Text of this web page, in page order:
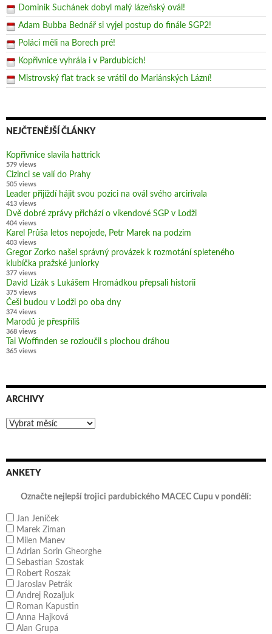
Dominik Suchánek dobyl malý lázeňský ovál!
Adam Bubba Bednář si vyjel postup do finále SGP2!
Poláci měli na Borech pré!
Kopřivnice vyhrála i v Pardubicích!
Mistrovský flat track se vrátil do Mariánských Lázní!
NEJČTENĚJŠÍ ČLÁNKY
Kopřivnice slavila hattrick
579 views
Cizinci se valí do Prahy
505 views
Leader přijíždí hájit svou pozici na ovál svého arcirivala
413 views
Dvě dobré zprávy přichází o víkendové SGP v Lodži
404 views
Karel Průša letos nepojede, Petr Marek na podzim
403 views
Gregor Zorko našel správný provázek k rozmotání spleteného
klubíčka pražské juniorky
377 views
David Lizák s Lukášem Hromádkou přepsali historii
375 views
Češi budou v Lodži po oba dny
374 views
Marodů je přespříliš
368 views
Tai Woffinden se rozloučil s plochou dráhou
365 views
ARCHIVY
Archivy
ANKETY
Označte nejlepší trojici pardubického MACEC Cupu v pondělí:
Jan Jeníček
Marek Ziman
Milen Manev
Adrian Sorin Gheorghe
Sebastian Szostak
Robert Roszak
Jaroslav Petrák
Andrej Rozaljuk
Roman Kapustin
Anna Hajková
Alan Grupa